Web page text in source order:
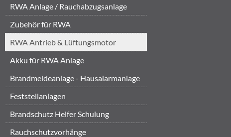
RWA Anlage / Rauchabzugsanlage
Zubehör für RWA
RWA Antrieb & Lüftungsmotor
Akku für RWA Anlage
Brandmeldeanlage - Hausalarmanlage
Feststellanlagen
Brandschutz Helfer Schulung
Brandschut...
‎Rauchschutzvorhänge